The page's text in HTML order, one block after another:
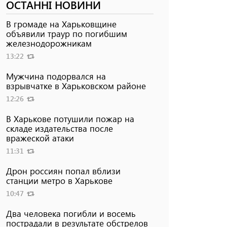
ОСТАННІ НОВИНИ
В громаде на Харьковщине
объявили траур по погибшим
железнодорожникам
13:22
Мужчина подорвался на
взрывчатке в Харьковском районе
12:26
В Харькове потушили пожар на
складе издательства после
вражеской атаки
11:31
Дрон россиян попал вблизи
станции метро в Харькове
10:47
Два человека погибли и восемь
пострадали в результате обстрелов